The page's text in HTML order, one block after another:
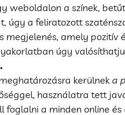
weboldalon a színek,
úgy a feliratozott
megjelenés, amely pozitív
úgy
kerülnek a
használatra tett
foglalni a minden online